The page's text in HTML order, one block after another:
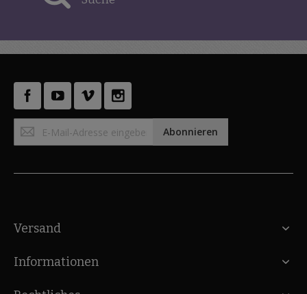
Anmeldung
zum
Abonnieren
Versand
Informationen